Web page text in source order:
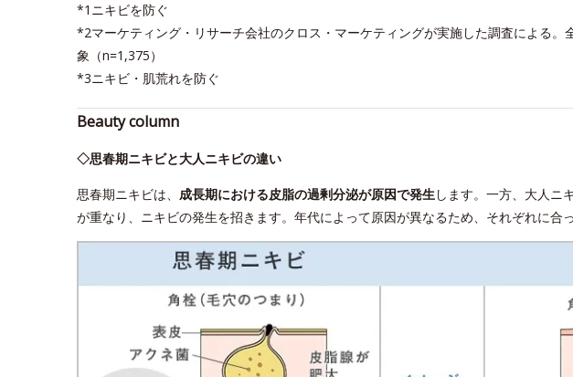
*1ニキビを防ぐ
*2マーケティング・リサーチ会社のクロス・マーケティングが実施した調査による。
象（n=1,375）
*3ニキビ・肌荒れを防ぐ
Beauty column
◇思春期ニキビと大人ニキビの違い
思春期ニキビは、 成長期における皮脂の過剰分泌が原因で発生します。一方、大人ニ
が重なり、ニキビの発生を招きます。年代によって原因が異なるため、それぞれに合